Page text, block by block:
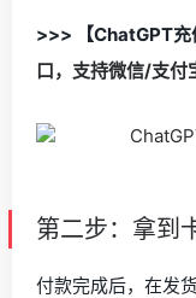
>>> 【ChatGPT充
口，支持微信/支付
第二步：拿到
付款完成后，在发